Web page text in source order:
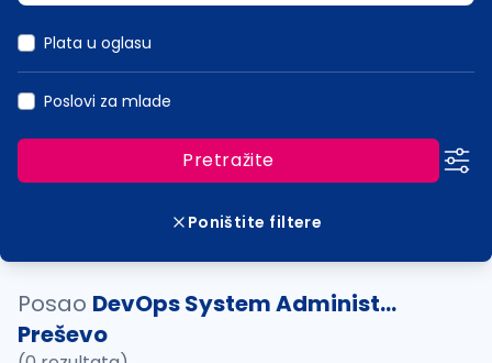
Plata u oglasu
Poslovi za mlade
Pretražite
Poništite filtere
Posao DevOps System Administ...
Preševo